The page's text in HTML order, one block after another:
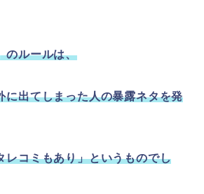
のルールは、
に出てしまった人の暴露ネタを発
レコミもあり」というものでし